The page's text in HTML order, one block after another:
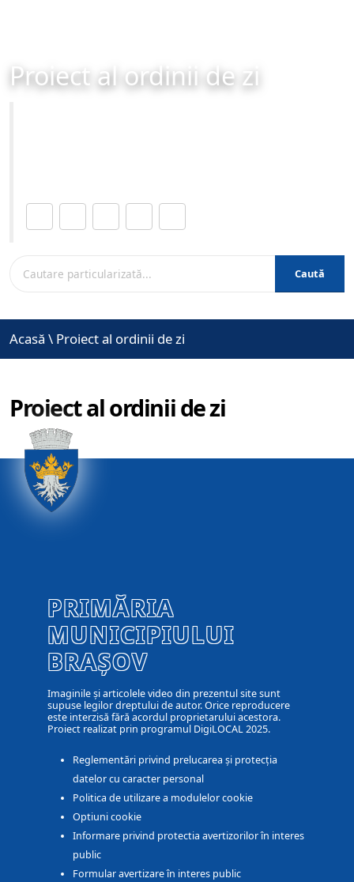
Proiect al ordinii de zi
Caută
Acasă \ Proiect al ordinii de zi
Proiect al ordinii de zi
PRIMĂRIA
MUNICIPIULUI
BRAȘOV
Imaginile și articolele video din prezentul site sunt
supuse legilor dreptului de autor. Orice reproducere
este interzisă fără acordul proprietarului acestora.
Proiect realizat prin programul DigiLOCAL 2025.
Reglementări privind prelucarea și protecția
datelor cu caracter personal
Politica de utilizare a modulelor cookie
Optiuni cookie
Informare privind protectia avertizorilor în interes
public
Formular avertizare în interes public